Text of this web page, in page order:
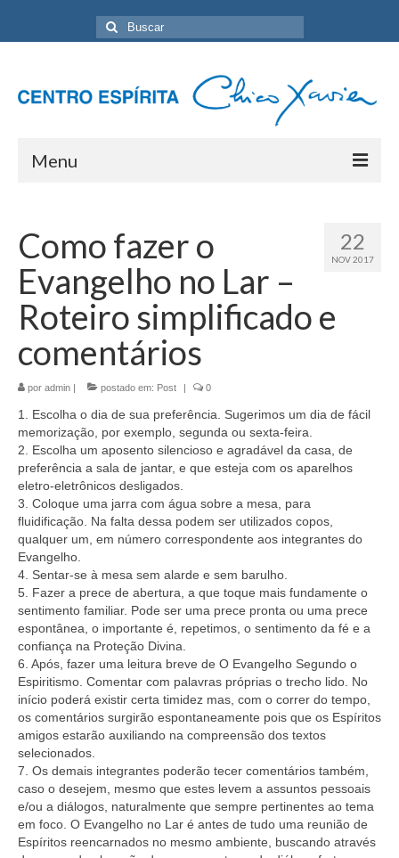
Buscar
por:
Menu
Programação Geral
Sobre nós
Eventos
Artigos
Contato
22
NOV 2017
Como fazer o
Evangelho no Lar –
Roteiro simplificado e
comentários
por admin | postado em: Post | 0
1. Escolha o dia de sua preferência. Sugerimos um dia de fácil
memorização, por exemplo, segunda ou sexta-feira.
2. Escolha um aposento silencioso e agradável da casa, de
preferência a sala de jantar, e que esteja com os aparelhos
eletro-eletrônicos desligados.
3. Coloque uma jarra com água sobre a mesa, para
fluidificação. Na falta dessa podem ser utilizados copos,
qualquer um, em número correspondente aos integrantes do
Evangelho.
4. Sentar-se à mesa sem alarde e sem barulho.
5. Fazer a prece de abertura, a que toque mais fundamente o
sentimento familiar. Pode ser uma prece pronta ou uma prece
espontânea, o importante é, repetimos, o sentimento da fé e a
confiança na Proteção Divina.
6. Após, fazer uma leitura breve de O Evangelho Segundo o
Espiritismo. Comentar com palavras próprias o trecho lido. No
início poderá existir certa timidez mas, com o correr do tempo,
os comentários surgirão espontaneamente pois que os Espíritos
amigos estarão auxiliando na compreensão dos textos
selecionados.
7. Os demais integrantes poderão tecer comentários também,
caso o desejem, mesmo que estes levem a assuntos pessoais
e/ou a diálogos, naturalmente que sempre pertinentes ao tema
em foco. O Evangelho no Lar é antes de tudo uma reunião de
Espíritos reencarnados no mesmo ambiente, buscando através